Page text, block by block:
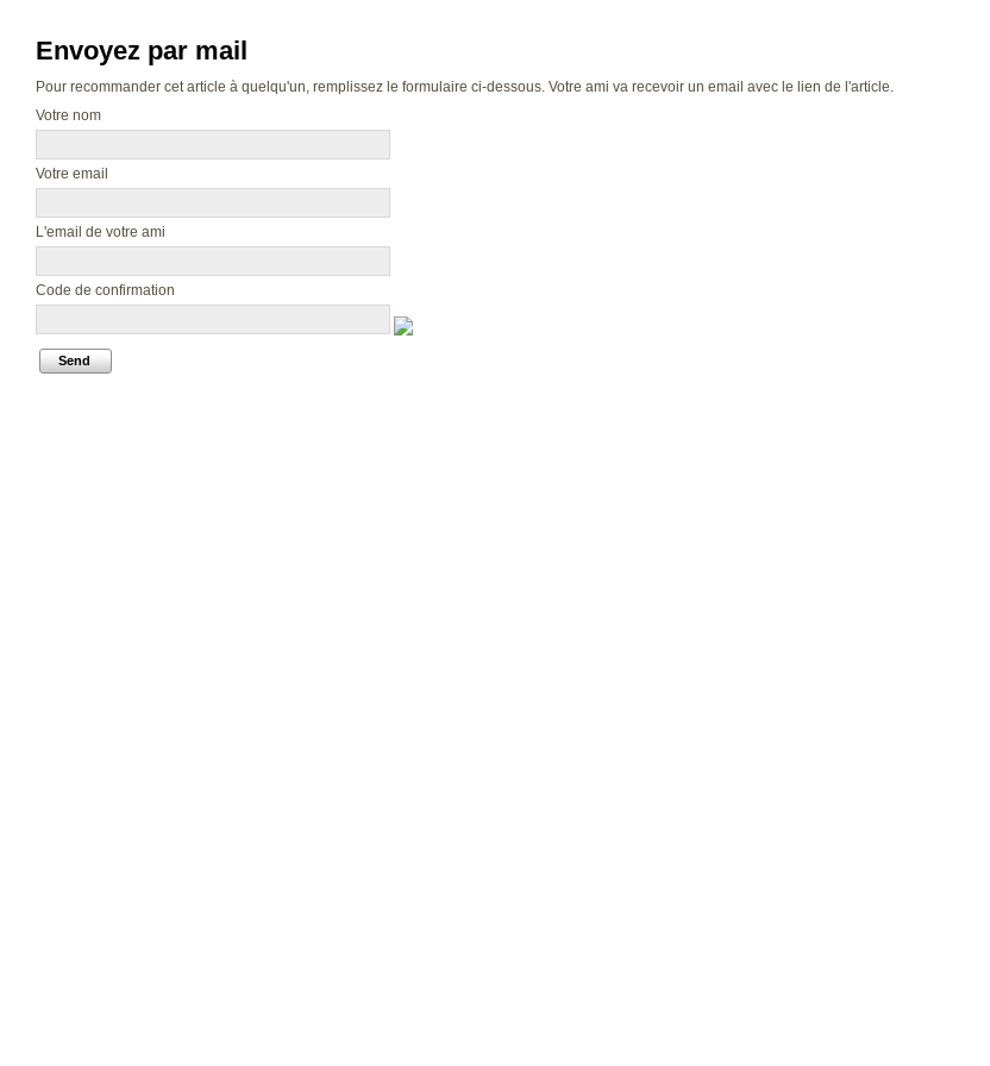
Envoyez par mail
Pour recommander cet article à quelqu'un, remplissez le formulaire ci-dessous. Votre ami va recevoir un email avec le lien de l'article.
Votre nom
Votre email
L'email de votre ami
Code de confirmation
Send